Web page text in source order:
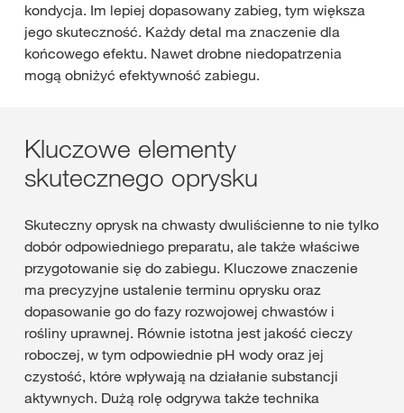
kondycja. Im lepiej dopasowany zabieg, tym większa
jego skuteczność. Każdy detal ma znaczenie dla
końcowego efektu. Nawet drobne niedopatrzenia
mogą obniżyć efektywność zabiegu.
Kluczowe elementy
skutecznego oprysku
Skuteczny oprysk na chwasty dwuliścienne to nie tylko
dobór odpowiedniego preparatu, ale także właściwe
przygotowanie się do zabiegu. Kluczowe znaczenie
ma precyzyjne ustalenie terminu oprysku oraz
dopasowanie go do fazy rozwojowej chwastów i
rośliny uprawnej. Równie istotna jest jakość cieczy
roboczej, w tym odpowiednie pH wody oraz jej
czystość, które wpływają na działanie substancji
aktywnych. Dużą rolę odgrywa także technika